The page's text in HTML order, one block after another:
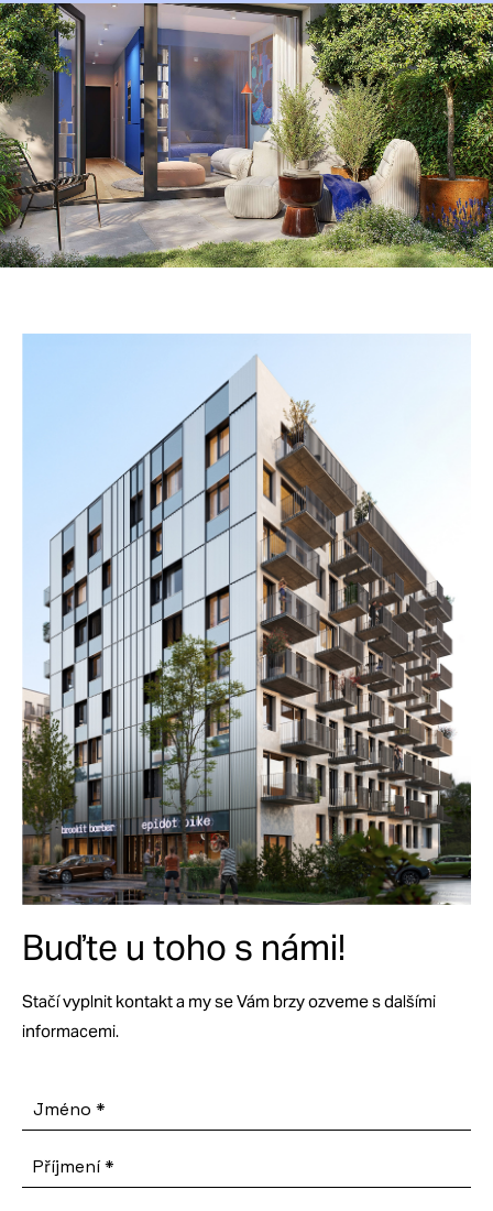
Buďte u toho s námi!
Stačí vyplnit kontakt a my se Vám brzy ozveme s dalšími
informacemi.
Jméno *
Příjmení*